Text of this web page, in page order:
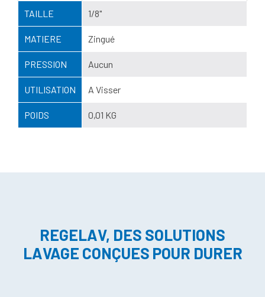
TAILLE 1/8"
MATIERE Zingué
PRESSION Aucun
UTILISATION A Visser
POIDS 0,01 KG
REGELAV, DES SOLUTIONS
LAVAGE CONÇUES POUR DURER